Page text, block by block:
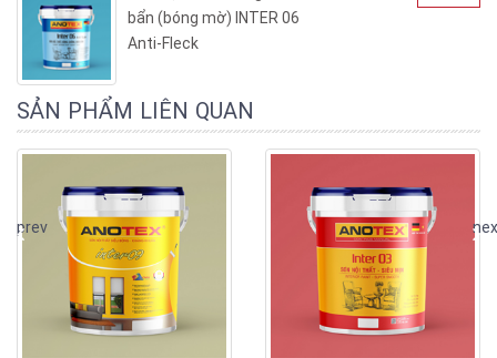
bẩn (bóng mờ) INTER 06
Anti-Fleck
SẢN PHẨM LIÊN QUAN
prev